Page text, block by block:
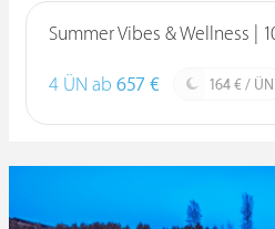
Summer Vibes & Wellness |
4 ÜN ab 657 € 164 € / ÜN